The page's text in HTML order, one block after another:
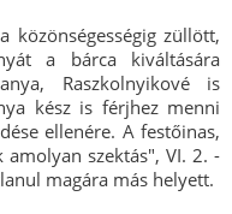
közönségességig züllött,
a bárca kiváltására
Raszkolnyikové is
kész is férjhez menni
ellenére. A festőinas,
szektás", VI. 2. -
magára más helyett.